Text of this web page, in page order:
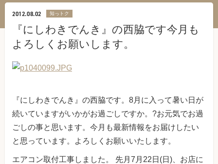
2012.08.02 知っトク
『にしわきでんき』の西脇です今月も
よろしくお願いします。
『にしわきでんき』の西脇です。8月に入って暑い日が
続いていますがいかがお過ごしですか。?お元気でお過
ごしの事と思います。今月も最新情報をお届けしたい
と思っています。よろしくお願いいたします。
エアコン取付工事しました。 先月7月22日(日)、お店に